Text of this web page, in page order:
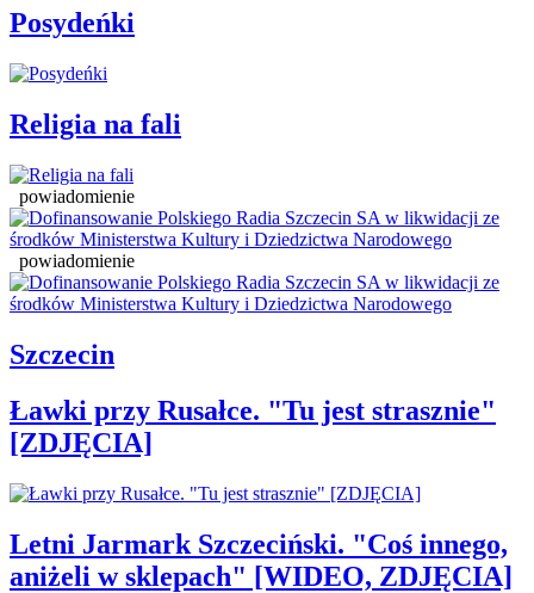
Posydeńki
Religia na fali
powiadomienie
powiadomienie
Szczecin
Ławki przy Rusałce. "Tu jest strasznie"
[ZDJĘCIA]
Letni Jarmark Szczeciński. "Coś innego,
aniżeli w sklepach" [WIDEO, ZDJĘCIA]